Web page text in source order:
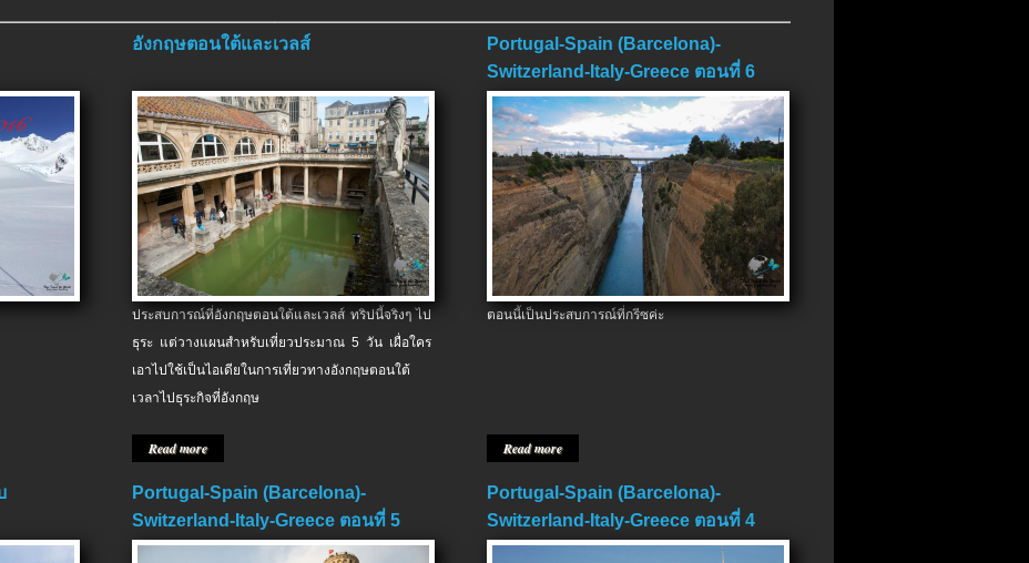
อังกฤษตอนใต้และเวลส์
ประสบการณ์ที่อังกฤษตอนใต้และเวลส์ ทริปนี้จริงๆ ไป
ธุระ แต่วางแผนสำหรับเที่ยวประมาณ 5 วัน เผื่อใคร
เอาไปใช้เป็นไอเดียในการเที่ยวทางอังกฤษตอนใต้
เวลาไปธุระกิจที่อังกฤษ
Read more
Portugal-Spain (Barcelona)-
Switzerland-Italy-Greece ตอนที่ 6
ตอนจบ
ตอนนี้เป็นประสบการณ์ที่กรีซค่ะ
Read more
Portugal-Spain (Barcelona)-
Switzerland-Italy-Greece ตอนที่ 5
Portugal-Spain (Barcelona)-
Switzerland-Italy-Greece ตอนที่ 4